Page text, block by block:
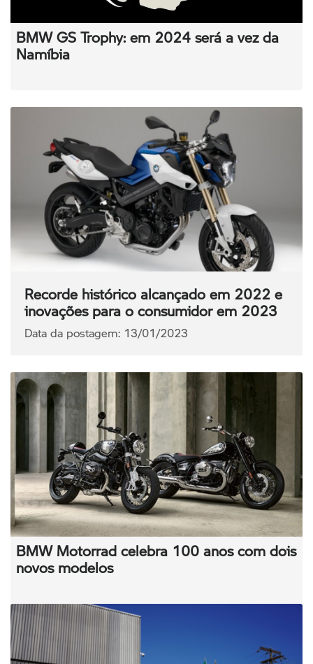
BMW GS Trophy: em 2024 será a vez da
Namíbia
Recorde histórico alcançado em 2022 e
inovações para o consumidor em 2023
Data da postagem: 13/01/2023
BMW Motorrad celebra 100 anos com dois
novos modelos